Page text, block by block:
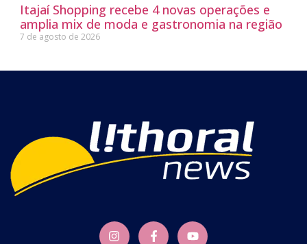
Itajaí Shopping recebe 4 novas operações e
amplia mix de moda e gastronomia na região
7 de agosto de 2026